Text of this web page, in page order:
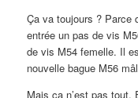
Ça va toujours ? Parce
entrée un pas de vis
de vis M54 femelle. Il
nouvelle bague M56
Mais ça n’est pas tout.